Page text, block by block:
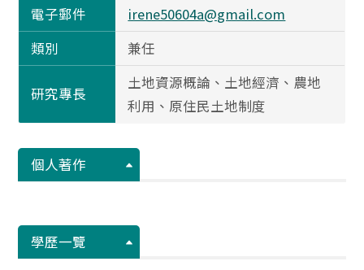
電子郵件
irene50604a@gmail.com
類別
兼任
研究專長
土地資源概論、土地經濟、農地
利用、原住民土地制度
個人著作
學歷一覽